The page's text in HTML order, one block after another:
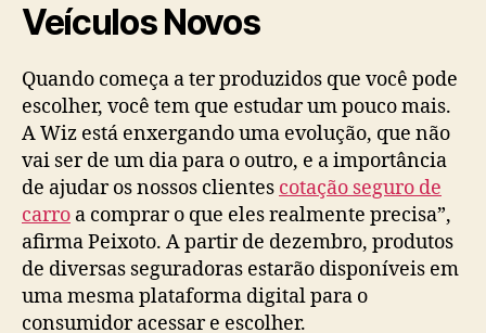
Veículos Novos
Quando começa a ter produzidos que você pode
escolher, você tem que estudar um pouco mais.
A Wiz está enxergando uma evolução, que não
vai ser de um dia para o outro, e a importância
de ajudar os nossos clientes cotação seguro de
carro a comprar o que eles realmente precisa”,
afirma Peixoto. A partir de dezembro, produtos
de diversas seguradoras estarão disponíveis em
uma mesma plataforma digital para o
consumidor acessar e escolher.